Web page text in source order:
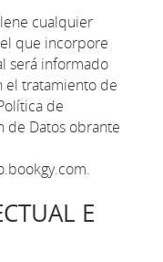
cualquier
que incorpore
será informado
el tratamiento de
de
de Datos obrante
E